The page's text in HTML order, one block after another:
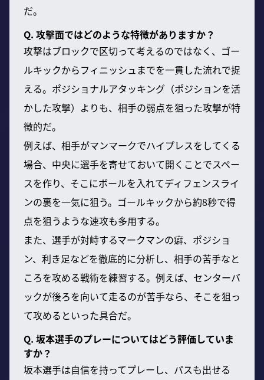
だ。
Q. 攻撃面ではどのような特徴がありますか？
攻撃はブロックで区切って考えるのではなく、ゴー
ルキックからフィニッシュまでを一貫した流れで捉
える。ポジショナルアタッキング（ポジションを活
かした攻撃）よりも、相手の弱点を狙った攻撃が特
徴的だ。
例えば、相手がマンマークでハイプレスをしてくる
場合、中央に選手を寄せておいて開くことでスペー
スを作り、そこにボールを入れてディフェンスライ
ンの裏を一気に狙う。ゴールキックから約8秒で得
点を狙うような速攻も多用する。
また、選手が対峙するマークマンの癖、ポジショ
ン、利き足などを徹底的に分析し、相手の苦手なと
ころを攻める戦術を練習する。例えば、センターバ
ックが後ろを向いて走るのが苦手なら、そこを狙っ
て攻めるといった具合だ。
Q. 坂本選手のプレーについてはどう評価していま
すか？
坂本選手は自信を持ってプレーし、パスも出せる